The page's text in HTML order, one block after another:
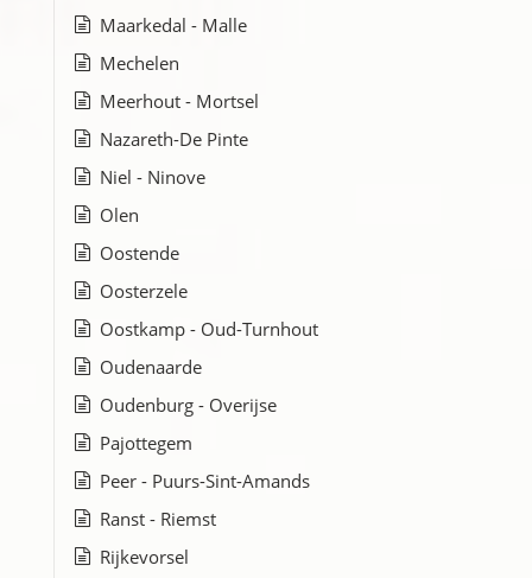
Maarkedal - Malle
Mechelen
Meerhout - Mortsel
Nazareth-De Pinte
Niel - Ninove
Olen
Oostende
Oosterzele
Oostkamp - Oud-Turnhout
Oudenaarde
Oudenburg - Overijse
Pajottegem
Peer - Puurs-Sint-Amands
Ranst - Riemst
Rijkevorsel